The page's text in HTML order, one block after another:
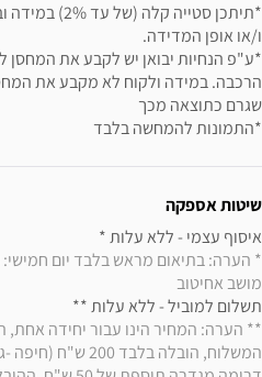
*תיתכן סטייה
ו/או אופן המדידה.
*ע"פ הנחיות יבואן יש לקבע את המחסן
הרכבה. במידה ולקוח לא מקבע את
שגרם כתוצאה מכך
*התמונות להמחשה בלבד
שיטות אספקה
איסוף עצמי - ללא עלות *
מושב אחיטוב
תשלום למוביל - ללא עלות **